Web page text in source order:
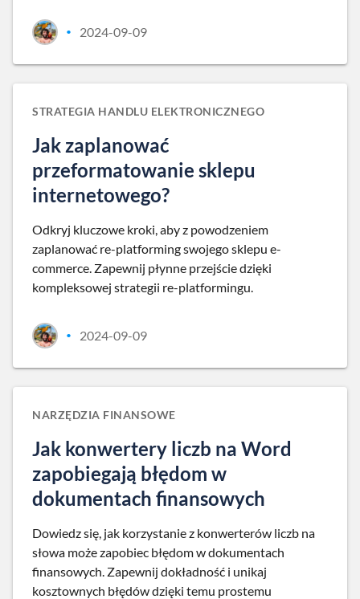
• 2024-09-09
STRATEGIA HANDLU ELEKTRONICZNEGO
Jak zaplanować
przeformatowanie sklepu
internetowego?
Odkryj kluczowe kroki, aby z powodzeniem
zaplanować re-platforming swojego sklepu e-
commerce. Zapewnij płynne przejście dzięki
kompleksowej strategii re-platformingu.
• 2024-09-09
NARZĘDZIA FINANSOWE
Jak konwertery liczb na Word
zapobiegają błędom w
dokumentach finansowych
Dowiedz się, jak korzystanie z konwerterów liczb na
słowa może zapobiec błędom w dokumentach
finansowych. Zapewnij dokładność i unikaj
kosztownych błędów dzięki temu prostemu